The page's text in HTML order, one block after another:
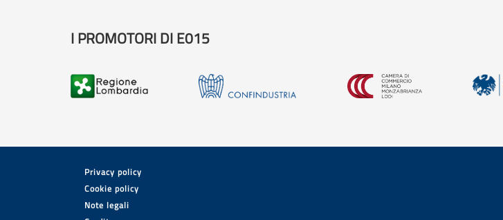
I PROMOTORI DI E015
Privacy policy
Cookie policy
Note legali